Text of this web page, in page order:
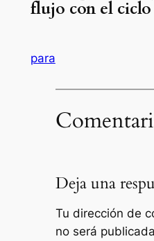
flujo con el ciclo
para
Deja una
Tu dirección de
no será